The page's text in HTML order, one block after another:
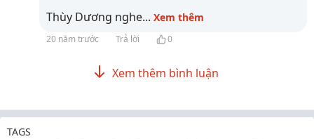
Thùy Dương nghe... Xem thêm
20 năm trước Trả lời 0
Xem thêm bình luận
TAGS